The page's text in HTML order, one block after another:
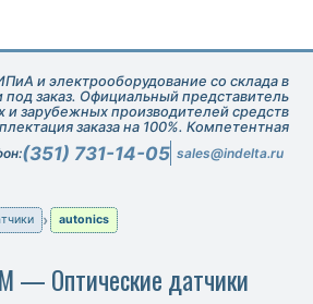
и электрооборудование со склада в
под заказ. Официальный представитель
и зарубежных производителей средств
заказа на 100%. Компетентная
поддержка при подборе оборудования.
(351) 731-14-05 sales@indelta.ru
autonics
— Оптические датчики